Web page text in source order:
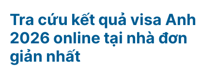
Tra cứu kết quả visa Anh
2026 online tại nhà đơn
giản nhất